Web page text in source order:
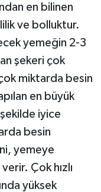
en bilinen
ve bolluktur.
yemeğin 2-3
şekeri çok
miktarda besin
en büyük
iyice
besin
yemeye
Çok hızlı
yüksek